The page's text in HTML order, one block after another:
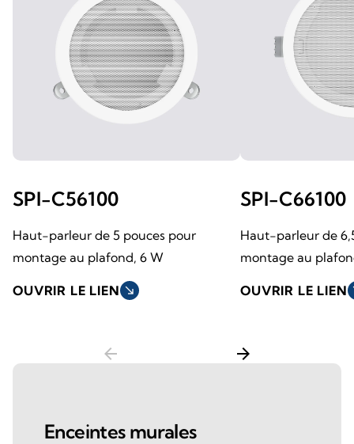
SPI-C56100
Haut-parleur de 5 pouces pour
montage au plafond, 6 W
OUVRIR LE LIEN south_east
SPI-C66100
Haut-parleur de
montage au
OUVRIR LE LIEN
arrow_back arrow_forward
Enceintes murales